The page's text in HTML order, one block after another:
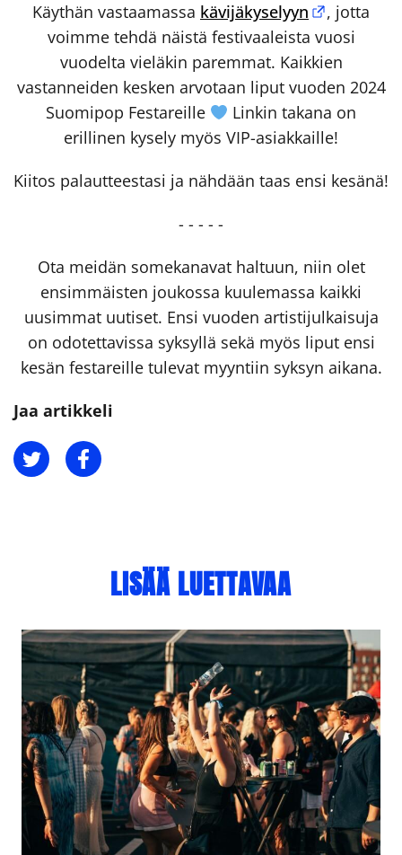
Käythän vastaamassa kävijäkyselyyn
, jotta
voimme tehdä näistä festivaaleista vuosi
vuodelta vieläkin paremmat. Kaikkien
vastanneiden kesken arvotaan liput vuoden 2024
Suomipop Festareille
Linkin takana on
erillinen kysely myös VIP-asiakkaille!
Kiitos palautteestasi ja nähdään taas ensi kesänä!
- - - - -
Ota meidän somekanavat haltuun, niin olet
ensimmäisten joukossa kuulemassa kaikki
uusimmat uutiset. Ensi vuoden artistijulkaisuja
on odotettavissa syksyllä sekä myös liput ensi
kesän festareille tulevat myyntiin syksyn aikana.
Jaa artikkeli
Jaa TwitterissäJaa Facebookissa
LISÄÄ LUETTAVAA